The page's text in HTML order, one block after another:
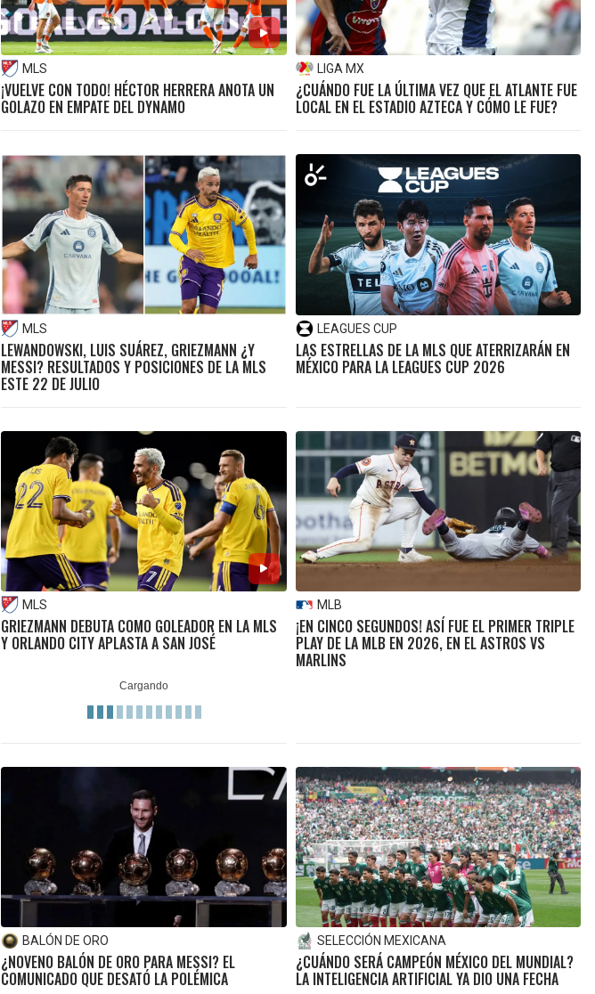
MLS
¡VUELVE CON TODO! HÉCTOR HERRERA ANOTA UN
GOLAZO EN EMPATE DEL DYNAMO
LIGA MX
¿CUÁNDO FUE LA ÚLTIMA VEZ QUE EL ATLANTE FUE
LOCAL EN EL ESTADIO AZTECA Y CÓMO LE FUE?
MLS
LEWANDOWSKI, LUIS SUÁREZ, GRIEZMANN ¿Y
MESSI? RESULTADOS Y POSICIONES DE LA MLS
ESTE 22 DE JULIO
LEAGUES CUP
LAS ESTRELLAS DE LA MLS QUE ATERRIZARÁN EN
MÉXICO PARA LA LEAGUES CUP 2026
MLS
GRIEZMANN DEBUTA COMO GOLEADOR EN LA MLS
Y ORLANDO CITY APLASTA A SAN JOSÉ
MLB
¡EN CINCO SEGUNDOS! ASÍ FUE EL PRIMER TRIPLE
PLAY DE LA MLB EN 2026, EN EL ASTROS VS
MARLINS
BALÓN DE ORO
¿NOVENO BALÓN DE ORO PARA MESSI? EL
COMUNICADO QUE DESATÓ LA POLÉMICA
SELECCIÓN MEXICANA
¿CUÁNDO SERÁ CAMPEÓN MÉXICO DEL MUNDIAL?
LA INTELIGENCIA ARTIFICIAL YA DIO UNA FECHA